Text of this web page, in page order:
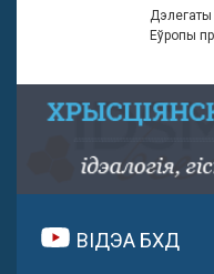
Еўропы
ВІДЭА БХД